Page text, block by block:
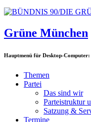
Grüne München
Hauptmenü für Desktop-Computer:
Themen
Partei
Das sind wir
Parteistruktur
Satzung &
Termine